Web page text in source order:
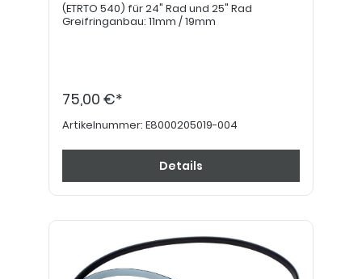
(ETRTO 540) für 24" Rad und 25" Rad
Greifringanbau: 11mm / 19mm
75,00 €*
Artikelnummer: E8000205019-004
Details